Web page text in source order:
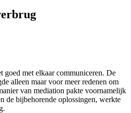
met elkaar communiceren. De
alleen maar voor meer redenen om
van mediation pakte voornamelijk
de bijbehorende oplossingen, werkte